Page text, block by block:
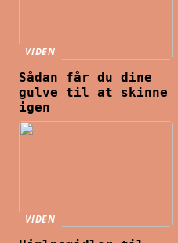
VIDEN
Sådan får du dine
gulve til at skinne
igen
VIDEN